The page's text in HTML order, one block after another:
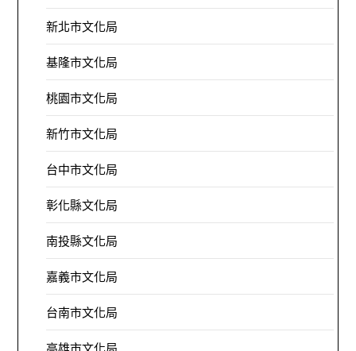
新北市文化局
基隆市文化局
桃園市文化局
新竹市文化局
台中市文化局
彰化縣文化局
南投縣文化局
嘉義市文化局
台南市文化局